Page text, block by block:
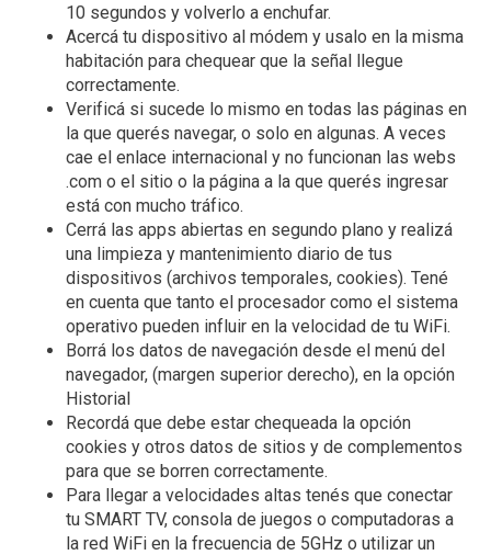
10 segundos y volverlo a enchufar.
Acercá tu dispositivo al módem y usalo en la misma
habitación para chequear que la señal llegue
correctamente.
Verificá si sucede lo mismo en todas las páginas en
la que querés navegar, o solo en algunas. A veces
cae el enlace internacional y no funcionan las webs
.com o el sitio o la página a la que querés ingresar
está con mucho tráfico.
Cerrá las apps abiertas en segundo plano y realizá
una limpieza y mantenimiento diario de tus
dispositivos (archivos temporales, cookies). Tené
en cuenta que tanto el procesador como el sistema
operativo pueden influir en la velocidad de tu WiFi.
Borrá los datos de navegación desde el menú del
navegador, (margen superior derecho), en la opción
Historial
Recordá que debe estar chequeada la opción
cookies y otros datos de sitios y de complementos
para que se borren correctamente.
Para llegar a velocidades altas tenés que conectar
tu SMART TV, consola de juegos o computadoras a
la red WiFi en la frecuencia de 5GHz o utilizar un